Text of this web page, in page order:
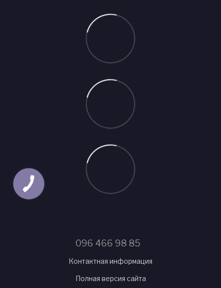
096 466 98 85
Контактная информация
Полная версия сайта